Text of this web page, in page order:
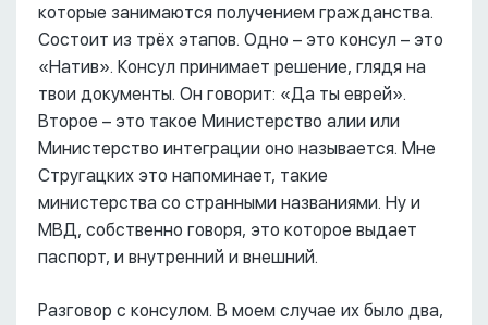
которые занимаются получением гражданства.
Состоит из трёх этапов. Одно – это консул – это
«Натив». Консул принимает решение, глядя на
твои документы. Он говорит: «Да ты еврей».
Второе – это такое Министерство алии или
Министерство интеграции оно называется. Мне
Стругацких это напоминает, такие
министерства со странными названиями. Ну и
МВД, собственно говоря, это которое выдает
паспорт, и внутренний и внешний.
Разговор с консулом. В моем случае их было два,